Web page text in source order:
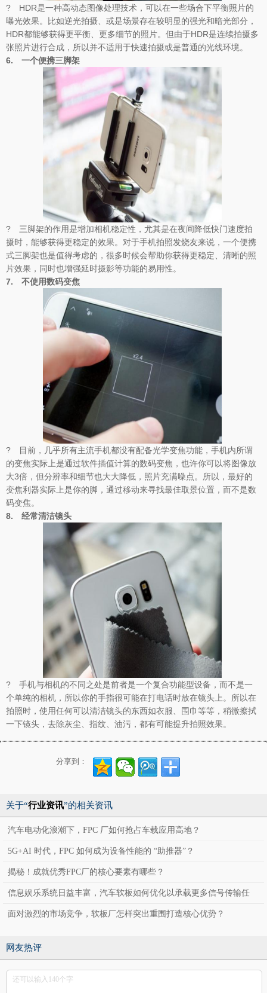
? HDR是一种高动态图像处理技术，可以在一些场合下平衡照片的
曝光效果。比如逆光拍摄、或是场景存在较明显的强光和暗光部分，
HDR都能够获得更平衡、更多细节的照片。但由于HDR是连续拍摄多
张照片进行合成，所以并不适用于快速拍摄或是普通的光线环境。
6. 一个便携三脚架
? 三脚架的作用是增加相机稳定性，尤其是在夜间降低快门速度拍
摄时，能够获得更稳定的效果。对于手机拍照发烧友来说，一个便携
式三脚架也是值得考虑的，很多时候会帮助你获得更稳定、清晰的照
片效果，同时也增强延时摄影等功能的易用性。
7. 不使用数码变焦
? 目前，几乎所有主流手机都没有配备光学变焦功能，手机内所谓
的变焦实际上是通过软件插值计算的数码变焦，也许你可以将图像放
大3倍，但分辨率和细节也大大降低，照片充满噪点。所以，最好的
变焦利器实际上是你的脚，通过移动来寻找最佳取景位置，而不是数
码变焦。
8. 经常清洁镜头
? 手机与相机的不同之处是前者是一个复合功能型设备，而不是一
个单纯的相机，所以你的手指很可能在打电话时放在镜头上。所以在
拍照时，使用任何可以清洁镜头的东西如衣服、围巾等等，稍微擦拭
一下镜头，去除灰尘、指纹、油污，都有可能提升拍照效果。
分享到：
关于“行业资讯”的相关资讯
汽车电动化浪潮下，FPC 厂如何抢占车载应用高地？
5G+AI 时代，FPC 如何成为设备性能的 “助推器”？
揭秘！成就优秀FPC厂的核心要素有哪些？
信息娱乐系统日益丰富，汽车软板如何优化以承载更多信号传输任
务？
面对激烈的市场竞争，软板厂怎样突出重围打造核心优势？
网友热评